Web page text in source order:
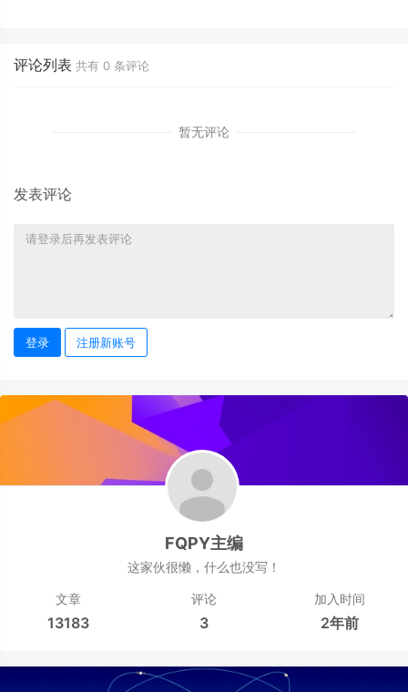
评论列表 共有 0 条评论
暂无评论
发表评论
登录 注册新账号
FQPY主编
这家伙很懒，什么也没写！
文章
13183
评论
3
加入时间
2年前